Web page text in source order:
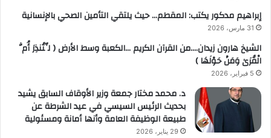
إبراهيم مدكور يكتب: المقطم… حيث يلتقي التأمين الصحي بالإنسانية
31 مارس، 2026
الشيخ هارون زيدان….من القرآن الكريم …الكعبة وسط الأرض ( لِّتُنذِرَ أُمَّ
الْقُرَىٰ وَمَنْ حَوْلَهَا )
5 فبراير، 2026
د. محمد مختار جمعة وزير الأوقاف السابق يشيد
بحديث الرئيس السيسي في عيد الشرطة عن
طبيعة الوظيفة العامة وأنها أمانة ومسئولية
29 يناير، 2026